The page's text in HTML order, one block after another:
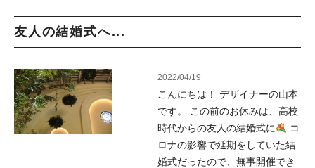
友人の結婚式へ...
2022/04/19
こんにちは！ デザイナーの山本
です。 この前のお休みは、高校
時代からの友人の結婚式に
コ
ロナの影響で延期をしていた結
婚式だったので、無事開催でき